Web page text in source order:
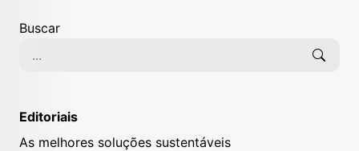
Buscar
Editoriais
As melhores soluções sustentáveis